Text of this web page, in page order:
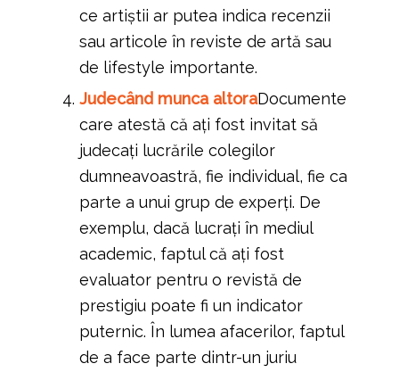
ce artiștii ar putea indica recenzii
sau articole în reviste de artă sau
de lifestyle importante.
Judecând munca altoraDocumente
care atestă că ați fost invitat să
judecați lucrările colegilor
dumneavoastră, fie individual, fie ca
parte a unui grup de experți. De
exemplu, dacă lucrați în mediul
academic, faptul că ați fost
evaluator pentru o revistă de
prestigiu poate fi un indicator
puternic. În lumea afacerilor, faptul
de a face parte dintr-un juriu